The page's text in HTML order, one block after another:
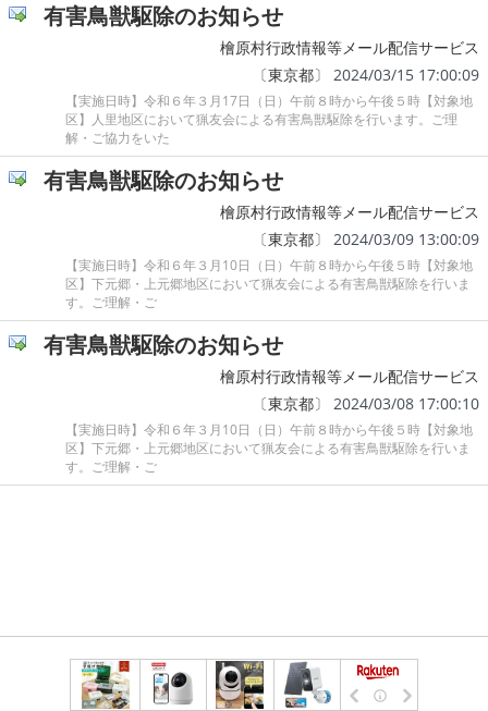
有害鳥獣駆除のお知らせ
檜原村行政情報等メール配信サービス
〔東京都〕 2024/03/15 17:00:09
【実施日時】令和６年３月17日（日）午前８時から午後５時【対象地
区】人里地区において猟友会による有害鳥獣駆除を行います。ご理
解・ご協力をいた
有害鳥獣駆除のお知らせ
檜原村行政情報等メール配信サービス
〔東京都〕 2024/03/09 13:00:09
【実施日時】令和６年３月10日（日）午前８時から午後５時【対象地
区】下元郷・上元郷地区において猟友会による有害鳥獣駆除を行いま
す。ご理解・ご
有害鳥獣駆除のお知らせ
檜原村行政情報等メール配信サービス
〔東京都〕 2024/03/08 17:00:10
【実施日時】令和６年３月10日（日）午前８時から午後５時【対象地
区】下元郷・上元郷地区において猟友会による有害鳥獣駆除を行いま
す。ご理解・ご